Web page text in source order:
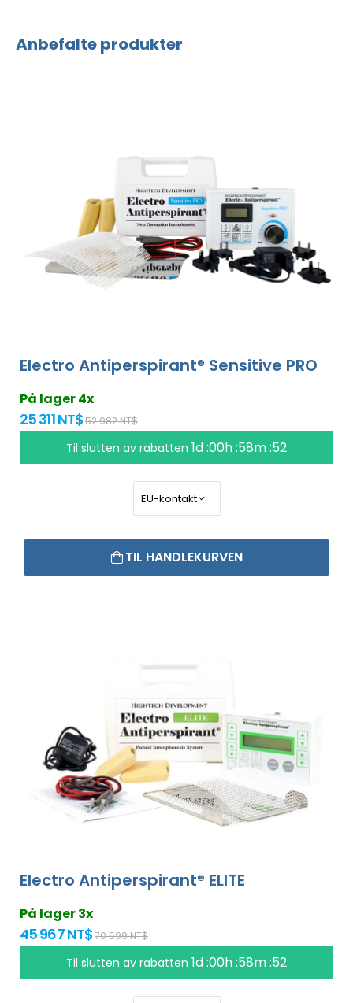
Anbefalte produkter
Electro Antiperspirant® Sensitive PRO
På lager 4x
25 311 NT$52 982 NT$
Til slutten av rabatten1d :00h :58m :51
TIL HANDLEKURVEN
Electro Antiperspirant® ELITE
På lager 3x
45 967 NT$70 599 NT$
Til slutten av rabatten1d :00h :58m :51